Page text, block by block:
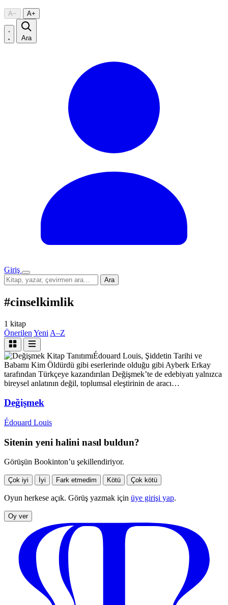
A− A+
Ara
Giriş
Menü
Sitede
ara
Ara
#cinselkimlik
1 kitap
Önerilen Yeni A–Z
Kitap TanıtımıÉdouard Louis, Şiddetin Tarihi ve
Babamı Kim Öldürdü gibi eserlerinde olduğu gibi Ayberk Erkay
tarafından Türkçeye kazandırılan Değişmek’te de edebiyatı yalnızca
bireysel anlatının değil, toplumsal eleştirinin de aracı…
Değişmek
Édouard Louis
Sitenin yeni halini nasıl buldun?
Görüşün Bookinton’u şekillendiriyor.
Çok iyi İyi Fark etmedim Kötü Çok kötü
Oyun herkese açık. Görüş yazmak için üye girişi yap.
Oy ver